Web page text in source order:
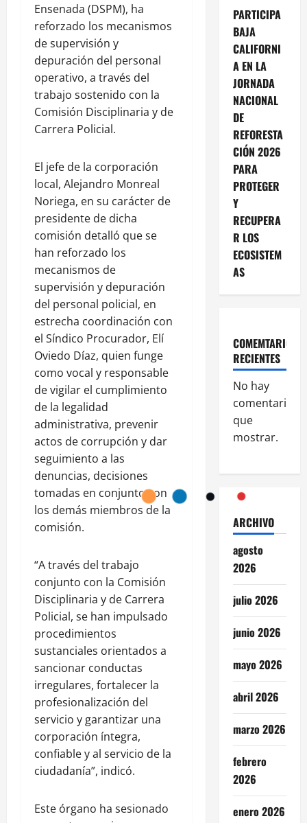
Ensenada (DSPM), ha
reforzado los mecanismos
de supervisión y
depuración del personal
operativo, a través del
trabajo sostenido con la
Comisión Disciplinaria y de
Carrera Policial.
El jefe de la corporación
local, Alejandro Monreal
Noriega, en su carácter de
presidente de dicha
comisión detalló que se
han reforzado los
mecanismos de
supervisión y depuración
del personal policial, en
estrecha coordinación con
el Síndico Procurador, Elí
Oviedo Díaz, quien funge
como vocal y responsable
de vigilar el cumplimiento
de la legalidad
administrativa, prevenir
actos de corrupción y dar
seguimiento a las
denuncias, decisiones
tomadas en conjunto con
los demás miembros de la
comisión.
“A través del trabajo
conjunto con la Comisión
Disciplinaria y de Carrera
Policial, se han impulsado
procedimientos
sustanciales orientados a
sancionar conductas
irregulares, fortalecer la
profesionalización del
servicio y garantizar una
corporación íntegra,
confiable y al servicio de la
ciudadanía”, indicó.
Este órgano ha sesionado
PARTICIPA
BAJA
CALIFORNI
A EN LA
JORNADA
NACIONAL
DE
REFORESTA
CIÓN 2026
PARA
PROTEGER
Y
RECUPERA
R LOS
ECOSISTEM
AS
COMEMTARIOS
RECIENTES
No hay
comentarios
que
mostrar.
ARCHIVO
agosto
2026
julio 2026
junio 2026
mayo 2026
abril 2026
marzo 2026
febrero
2026
enero 2026